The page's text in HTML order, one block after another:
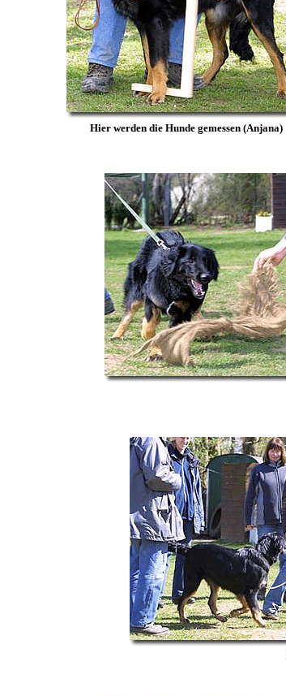
Hier werden die Hunde gemessen (Anjana)